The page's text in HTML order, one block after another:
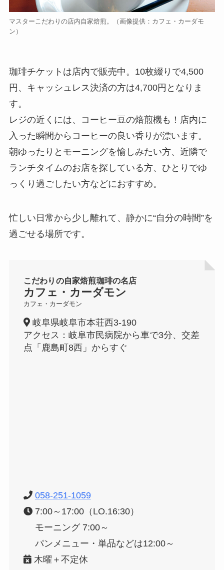
マスターこだわりの店内自家焙煎。（画像提供：カフェ・カーダモ
ン）
珈琲チケットは店内で販売中。10枚綴りで4,500
円、キャッシュレス決済の方は4,700円となりま
す。
レジの近くには、コーヒー豆の焙煎機も！店内に
入った瞬間からコーヒーの良い香りが漂います。
朝ゆったりとモーニングを愉しみたい方、近隣で
ランチタイムのお店を探している方、ひとりでゆ
っくり過ごしたい方などにおすすめ。
忙しい日常から少し離れて、静かに“自分の時間”を
過ごせる場所です。
こだわりの自家焙煎珈琲の名店
カフェ・カーダモン
カフェ・カーダモン
岐阜県岐阜市本荘西3-190
アクセス：岐阜市民病院から車で3分、交差
点「鹿島町8西」からすぐ
058-251-1059
7:00～17:00（LO.16:30）
モーニング 7:00～
パンメニュー・単品などは12:00～
木曜＋不定休